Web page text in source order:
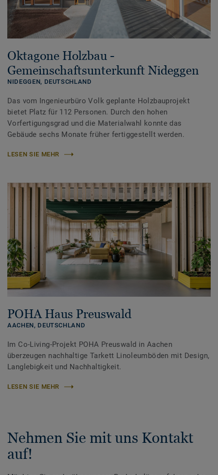
Oktagone Holzbau -
Gemeinschaftsunterkunft Nideggen
NIDEGGEN, DEUTSCHLAND
Das vom Ingenieurbüro Volk geplante Holzbauprojekt
bietet Platz für 112 Personen. Durch den hohen
Vorfertigungsgrad und die Materialwahl konnte das
Gebäude sechs Monate früher fertiggestellt werden.
LESEN SIE MEHR
POHA Haus Preuswald
AACHEN, DEUTSCHLAND
Im Co-Living-Projekt POHA Preuswald in Aachen
überzeugen nachhaltige Tarkett Linoleumböden mit Design,
Langlebigkeit und Nachhaltigkeit.
LESEN SIE MEHR
Nehmen Sie mit uns Kontakt
auf!